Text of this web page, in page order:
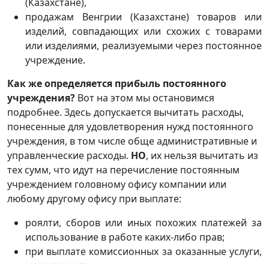
продажам Венгрии (Казахстане) товаров или
изделий, совпадающих или схожих с товарами
или изделиями, реализуемыми через постоянное
учреждение.
Как же определяется прибыль постоянного
учреждения? Вот на этом мы остановимся
подробнее. Здесь допускается вычитать расходы,
понесенные для удовлетворения нужд постоянного
учреждения, в том числе обще административные и
управленческие расходы. НО, их нельзя вычитать из
тех сумм, что идут на перечисление постоянным
учреждением головному офису компании или
любому другому офису при выплате:
роялти, сборов или иных похожих платежей за
использование в работе каких-либо прав;
при выплате комиссионных за оказанные услуги,